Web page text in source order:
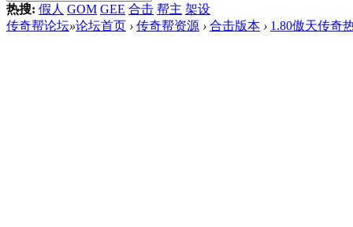
热搜: 假人 GOM GEE 合击 帮主 架设
传奇帮论坛»论坛首页 › 传奇帮资源 › 合击版本 › 1.80傲天传奇